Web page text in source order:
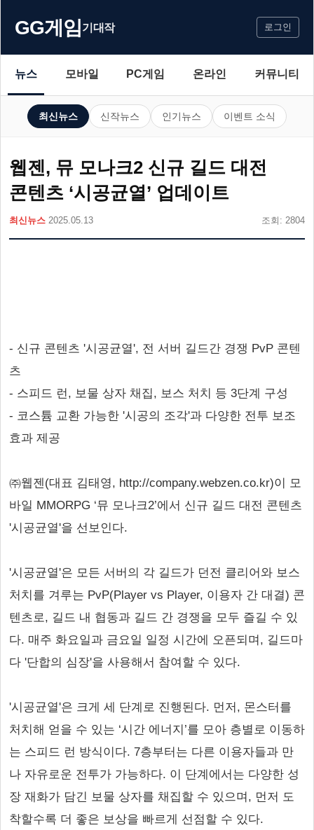
GG게임기대작 로그인
뉴스 모바일 PC게임 온라인 커뮤니티
최신뉴스 신작뉴스 인기뉴스 이벤트 소식
웹젠, 뮤 모나크2 신규 길드 대전
콘텐츠 ‘시공균열’ 업데이트
최신뉴스 2025.05.13 조회: 2804
- 신규 콘텐츠 '시공균열', 전 서버 길드간 경쟁 PvP 콘텐
츠
- 스피드 런, 보물 상자 채집, 보스 처치 등 3단계 구성
- 코스튬 교환 가능한 '시공의 조각'과 다양한 전투 보조
효과 제공
㈜웹젠(대표 김태영, http://company.webzen.co.kr)이 모
바일 MMORPG ‘뮤 모나크2’에서 신규 길드 대전 콘텐츠
'시공균열'을 선보인다.
'시공균열'은 모든 서버의 각 길드가 던전 클리어와 보스
처치를 겨루는 PvP(Player vs Player, 이용자 간 대결) 콘
텐츠로, 길드 내 협동과 길드 간 경쟁을 모두 즐길 수 있
다. 매주 화요일과 금요일 일정 시간에 오픈되며, 길드마
다 '단합의 심장'을 사용해서 참여할 수 있다.
'시공균열'은 크게 세 단계로 진행된다. 먼저, 몬스터를
처치해 얻을 수 있는 ‘시간 에너지’를 모아 층별로 이동하
는 스피드 런 방식이다. 7층부터는 다른 이용자들과 만
나 자유로운 전투가 가능하다. 이 단계에서는 다양한 성
장 재화가 담긴 보물 상자를 채집할 수 있으며, 먼저 도
착할수록 더 좋은 보상을 빠르게 선점할 수 있다.